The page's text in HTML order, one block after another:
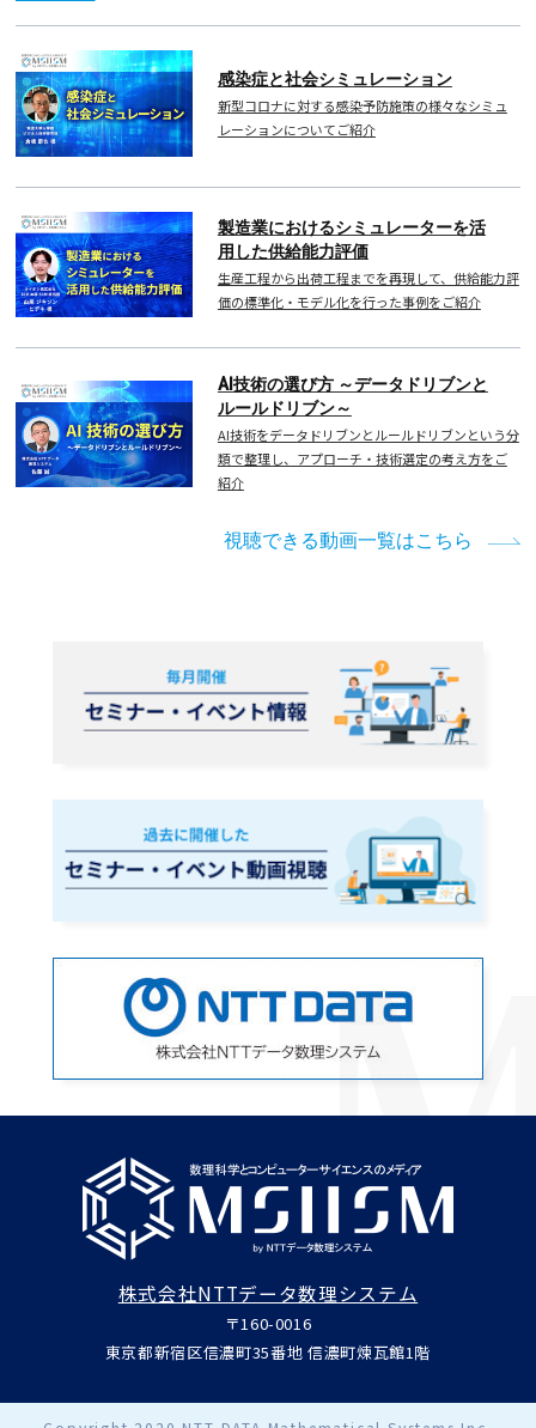
感染症と社会シミュレーション
新型コロナに対する感染予防施策の様々なシミュ
レーションについてご紹介
製造業におけるシミュレーターを活
用した供給能力評価
生産工程から出荷工程までを再現して、供給能力評
価の標準化・モデル化を行った事例をご紹介
AI技術の選び方 ～データドリブンと
ルールドリブン～
AI技術をデータドリブンとルールドリブンという分
類で整理し、アプローチ・技術選定の考え方をご
紹介
視聴できる動画一覧はこちら
株式会社NTTデータ数理システム
〒160-0016
東京都新宿区信濃町35番地 信濃町煉瓦館1階